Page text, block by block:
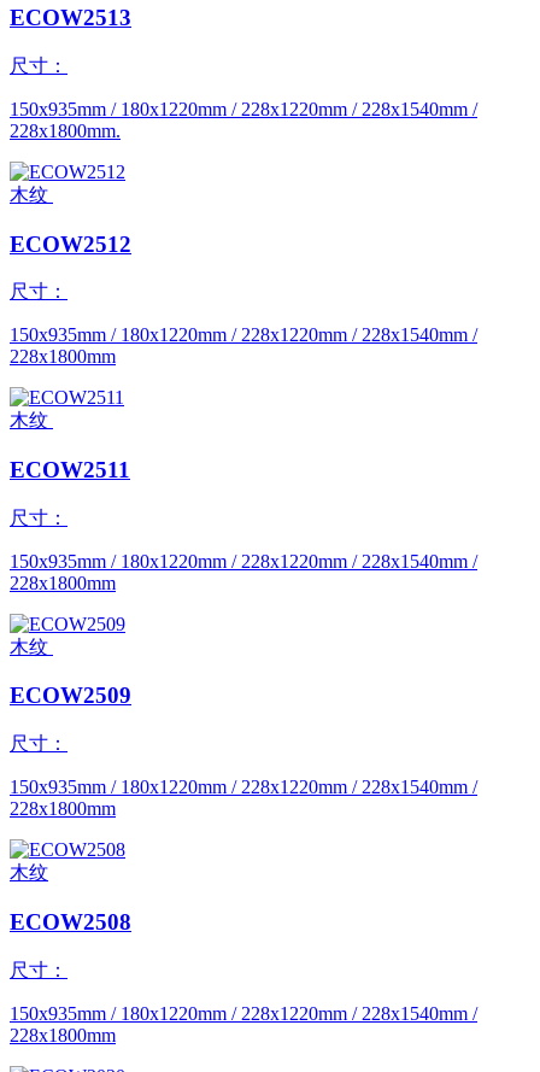
ECOW2513
尺寸：
150x935mm / 180x1220mm / 228x1220mm / 228x1540mm /
228x1800mm.
木纹
ECOW2512
尺寸：
150x935mm / 180x1220mm / 228x1220mm / 228x1540mm /
228x1800mm
木纹
ECOW2511
尺寸：
150x935mm / 180x1220mm / 228x1220mm / 228x1540mm /
228x1800mm
木纹
ECOW2509
尺寸：
150x935mm / 180x1220mm / 228x1220mm / 228x1540mm /
228x1800mm
木纹
ECOW2508
尺寸：
150x935mm / 180x1220mm / 228x1220mm / 228x1540mm /
228x1800mm